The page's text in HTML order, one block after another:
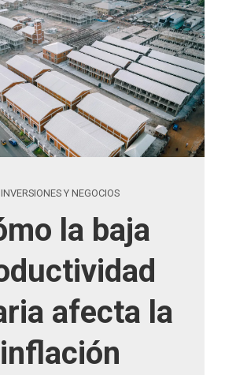
INVERSIONES Y NEGOCIOS
la baja
afecta la
inflación